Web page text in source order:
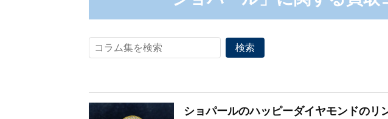
ショパールのハッピーダイヤモンドのリ